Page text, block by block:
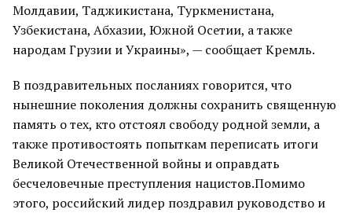
Молдавии, Таджикистана, Туркменистана,
Узбекистана, Абхазии, Южной Осетии, а также
народам Грузии и Украины», — сообщает Кремль.
В поздравительных посланиях говорится, что
нынешние поколения должны сохранить священную
память о тех, кто отстоял свободу родной земли, а
также противостоять попыткам переписать итоги
Великой Отечественной войны и оправдать
бесчеловечные преступления нацистов.Помимо
этого, российский лидер поздравил руководство и